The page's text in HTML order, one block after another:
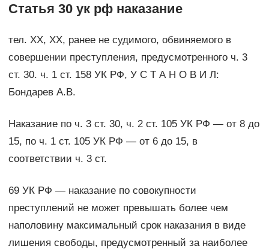
Статья 30 ук рф наказание
тел. ХХ, ХХ, ранее не судимого, обвиняемого в
совершении преступления, предусмотренного ч. 3
ст. 30. ч. 1 ст. 158 УК РФ, У С Т А Н О В И Л:
Бондарев А.В.
Наказание по ч. 3 ст. 30, ч. 2 ст. 105 УК РФ — от 8 до
15, по ч. 1 ст. 105 УК РФ — от 6 до 15, в
соответствии ч. 3 ст.
69 УК РФ — наказание по совокупности
преступлений не может превышать более чем
наполовину максимальный срок наказания в виде
лишения свободы, предусмотренный за наиболее